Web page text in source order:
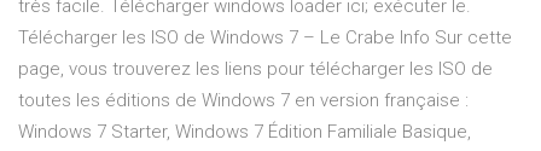
très facile. Télécharger windows loader ici; exécuter le.
Télécharger les ISO de Windows 7 – Le Crabe Info Sur cette
page, vous trouverez les liens pour télécharger les ISO de
toutes les éditions de Windows 7 en version française :
Windows 7 Starter, Windows 7 Édition Familiale Basique,